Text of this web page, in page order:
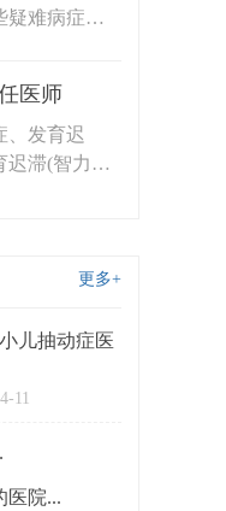
疑难病症的
医师
、发育迟
迟滞(智力低
更多+
儿抽动症医
11
医院...